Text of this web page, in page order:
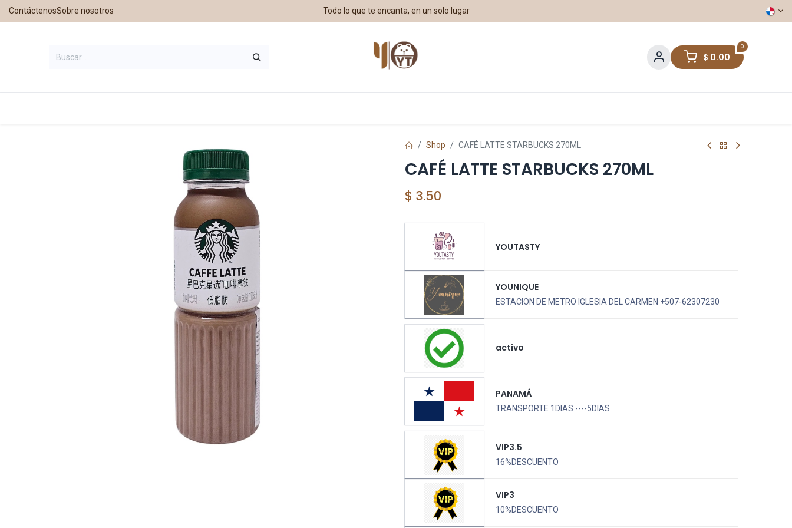
ContáctenosSobre nosotros Todo lo que te encanta, en un solo lugar
0
$ 0.00
Shop CAFÉ LATTE STARBUCKS 270ML
CAFÉ LATTE STARBUCKS 270ML
$ 3.50
YOUTASTY
YOUNIQUE
ESTACION DE METRO IGLESIA DEL CARMEN +507-62307230
activo
PANAMÁ
TRANSPORTE 1DIAS ----5DIAS
VIP3.5
16%DESCUENTO
VIP3
10%DESCUENTO